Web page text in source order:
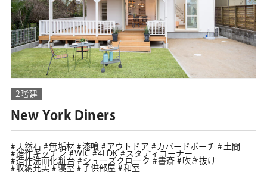
2階建
New York Diners
天然石 無垢材 漆喰 アウトドア カバードポーチ
土間
造作キッチン
WIC 4LDK
スタディコーナー
造作洗面化粧台
シューズクローク 書斎
吹き抜け
収納充実
寝室 子供部屋 和室